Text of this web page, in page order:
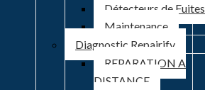
Détecteurs de Fuites
Maintenance
Diagnostic Repairify
REPARATION A
DISTANCE